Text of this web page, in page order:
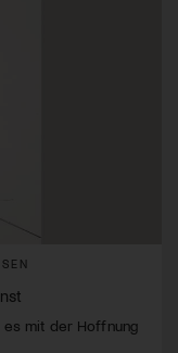
es mit der Hoffnung